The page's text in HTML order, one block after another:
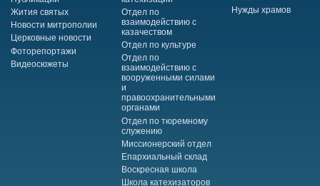
Жития святых
Новости митрополии
Церковные новости
Фоторепортажи
Видеосюжеты
Отдел по
взаимодействию с
казачеством
Отдел по культуре
Отдел по
взаимодействию с
вооруженными силами
и
правоохранительными
органами
Отдел по тюремному
служению
Миссионерский отдел
Епархиальный склад
Воскресная школа
Школа катехизаторов
Нужды храмов